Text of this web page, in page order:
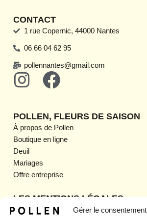
Gérer le consentement
CONTACT
1 rue Copernic, 44000 Nantes
06 66 04 62 95
pollennantes@gmail.com
I
s
t
a
g
a
F
c
e
b
o
k
POLLEN, FLEURS DE SAISON
À propos de Pollen
Boutique en ligne
Deuil
Mariages
Offre entreprise
LES MENTIONS LÉGALES
Mentions légales